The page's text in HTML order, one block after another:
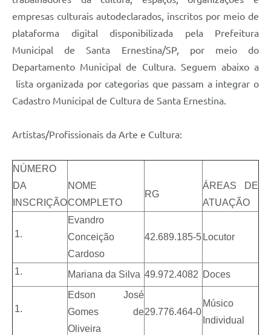
empresas culturais autodeclarados, inscritos por meio de
plataforma digital disponibilizada pela Prefeitura
Municipal de Santa Ernestina/SP, por meio do
Departamento Municipal de Cultura. Seguem abaixo a
lista organizada por categorias que passam a integrar o
Cadastro Municipal de Cultura de Santa Ernestina.
Artistas/Profissionais da Arte e Cultura:
NÚMERO
DA
INSCRIÇÃO
NOME
COMPLETO
RG
ÁREAS DE
ATUAÇÃO
Evandro
Conceição
Cardoso
42.689.185-5 Locutor
Mariana da Silva 49.972.4082 Doces
Edson José
Gomes de
Oliveira
29.776.464-0
Músico
Individual